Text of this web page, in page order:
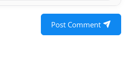
Post Comment